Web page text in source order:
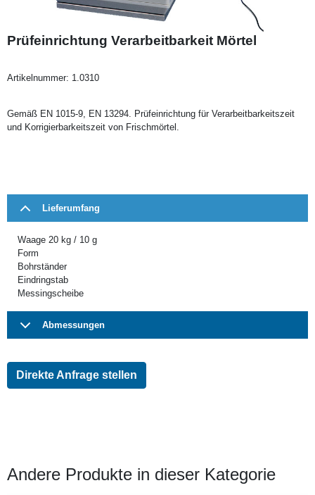
Prüfeinrichtung Verarbeitbarkeit Mörtel
Artikelnummer: 1.0310
Gemäß EN 1015-9, EN 13294. Prüfeinrichtung für Verarbeitbarkeitszeit
und Korrigierbarkeitszeit von Frischmörtel.
Lieferumfang
Waage 20 kg / 10 g
Form
Bohrständer
Eindringstab
Messingscheibe
Abmessungen
Direkte Anfrage stellen
Andere Produkte in dieser Kategorie